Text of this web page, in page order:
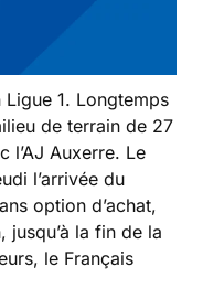
1. Longtemps
de terrain de 27
l’AJ Auxerre. Le
l’arrivée du
option d’achat,
jusqu’à la fin de la
le Français